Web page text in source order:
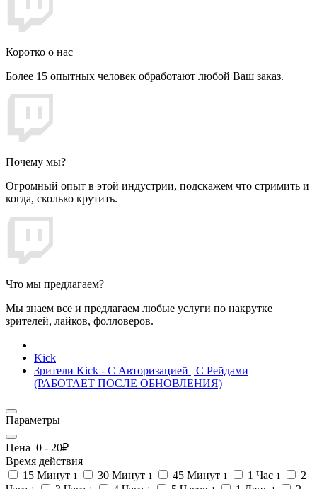
Коротко о нас
Более 15 опытных человек обработают любой Ваш заказ.
Почему мы?
Огромный опыт в этой индустрии, подскажем что стримить и
когда, сколько крутить.
Что мы предлагаем?
Мы знаем все и предлагаем любые услуги по накрутке
зрителей, лайков, фолловеров.
Kick
Зрители Kick - С Авторизацией | С Рейдами
(РАБОТАЕТ ПОСЛЕ ОБНОВЛЕНИЯ)
Параметры
Цена 0 - 20₽
Время действия
15 Минут 1 30 Минут 1 45 Минут 1 1 Час 1
2